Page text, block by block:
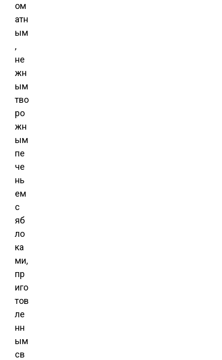
ом
атн
ым
,
не
жн
ым
тво
ро
жн
ым
пе
че
нь
ем
с
яб
ло
ка
ми,
пр
иго
тов
ле
нн
ым
св